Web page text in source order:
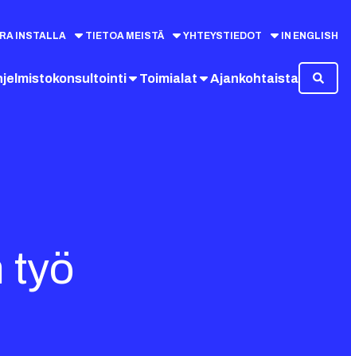
INSTALLA TIETOA MEISTÄ YHTEYSTIEDOT IN ENGLISH
Toimialat Ajankohtaista
työ